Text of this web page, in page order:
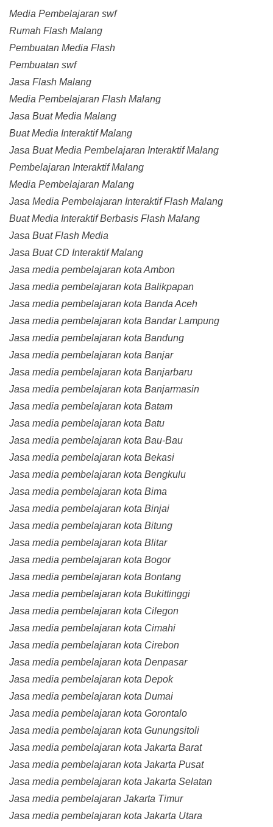
Media Pembelajaran swf
Rumah Flash Malang
Pembuatan Media Flash
Pembuatan swf
Jasa Flash Malang
Media Pembelajaran Flash Malang
Jasa Buat Media Malang
Buat Media Interaktif Malang
Jasa Buat Media Pembelajaran Interaktif Malang
Pembelajaran Interaktif Malang
Media Pembelajaran Malang
Jasa Media Pembelajaran Interaktif Flash Malang
Buat Media Interaktif Berbasis Flash Malang
Jasa Buat Flash Media
Jasa Buat CD Interaktif Malang
Jasa media pembelajaran kota Ambon
Jasa media pembelajaran kota Balikpapan
Jasa media pembelajaran kota Banda Aceh
Jasa media pembelajaran kota Bandar Lampung
Jasa media pembelajaran kota Bandung
Jasa media pembelajaran kota Banjar
Jasa media pembelajaran kota Banjarbaru
Jasa media pembelajaran kota Banjarmasin
Jasa media pembelajaran kota Batam
Jasa media pembelajaran kota Batu
Jasa media pembelajaran kota Bau-Bau
Jasa media pembelajaran kota Bekasi
Jasa media pembelajaran kota Bengkulu
Jasa media pembelajaran kota Bima
Jasa media pembelajaran kota Binjai
Jasa media pembelajaran kota Bitung
Jasa media pembelajaran kota Blitar
Jasa media pembelajaran kota Bogor
Jasa media pembelajaran kota Bontang
Jasa media pembelajaran kota Bukittinggi
Jasa media pembelajaran kota Cilegon
Jasa media pembelajaran kota Cimahi
Jasa media pembelajaran kota Cirebon
Jasa media pembelajaran kota Denpasar
Jasa media pembelajaran kota Depok
Jasa media pembelajaran kota Dumai
Jasa media pembelajaran kota Gorontalo
Jasa media pembelajaran kota Gunungsitoli
Jasa media pembelajaran kota Jakarta Barat
Jasa media pembelajaran kota Jakarta Pusat
Jasa media pembelajaran kota Jakarta Selatan
Jasa media pembelajaran Jakarta Timur
Jasa media pembelajaran kota Jakarta Utara